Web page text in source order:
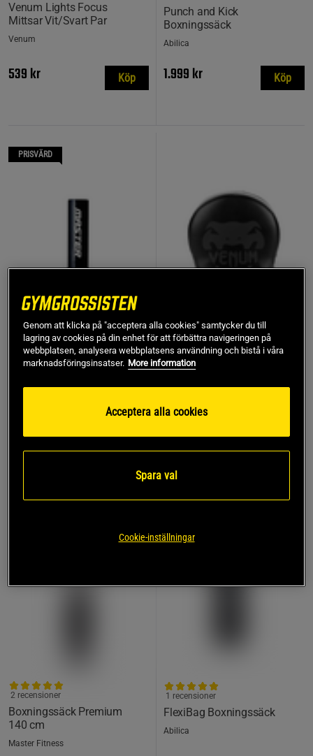
Venum Lights Focus
Mittsar Vit/Svart Par
Venum
539 kr Köp
Punch and Kick
Boxningssäck
Abilica
1.999 kr Köp
PRISVÄRD
Fristående Boxningssäck
1 recensioner
Lägsta pris 2.939 kr
Venum Lights Focus
Mittsar Svart/Svart Par
539 kr
PRISVÄRD
Boxningssäck Premium
140 cm
2 recensioner
Master Fitness
FlexiBag Boxningssäck
1 recensioner
Abilica
Genom att klicka på "acceptera alla cookies" samtycker du till
lagring av cookies på din enhet för att förbättra navigeringen på
webbplatsen, analysera webbplatsens användning och bistå i våra
marknadsföringsinsatser. More information
Acceptera alla cookies
Spara val
Cookie-inställningar